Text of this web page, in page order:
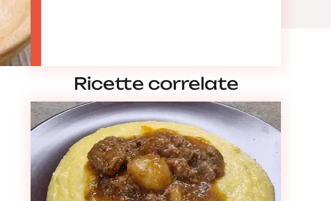
Ricette correlate